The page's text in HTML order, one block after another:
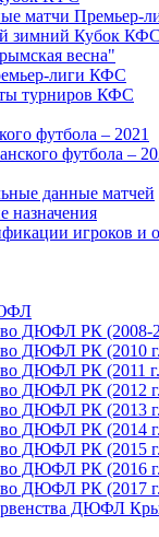
матчи Премьер-
зимний Кубок КФС
весна"
лиги КФС
турниров КФС
футбола – 2021
футбола –
данные матчей
назначения
игроков и
ДЮФЛ РК (2008-
ДЮФЛ РК (2010
ДЮФЛ РК (2011
ДЮФЛ РК (2012
ДЮФЛ РК (2013
ДЮФЛ РК (2014
ДЮФЛ РК (2015
ДЮФЛ РК (2016
ДЮФЛ РК (2017
ДЮФЛ